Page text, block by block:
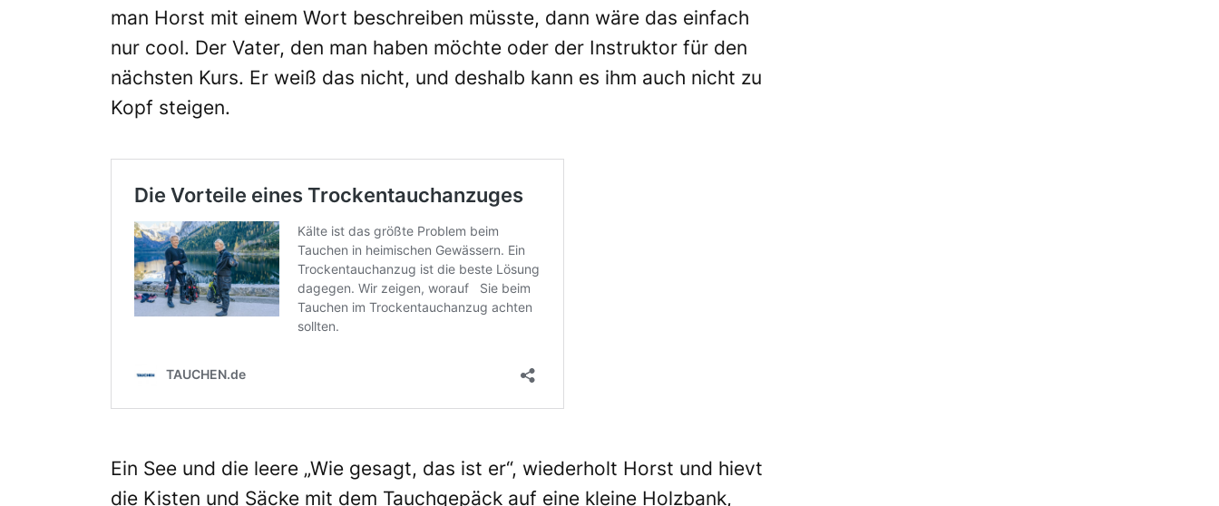
man Horst mit einem Wort beschreiben müsste, dann wäre das einfach
nur cool. Der Vater, den man haben möchte oder der Instruktor für den
nächsten Kurs. Er weiß das nicht, und deshalb kann es ihm auch nicht zu
Kopf steigen.
Ein See und die leere „Wie gesagt, das ist er“, wiederholt Horst und hievt
die Kisten und Säcke mit dem Tauchgepäck auf eine kleine Holzbank,